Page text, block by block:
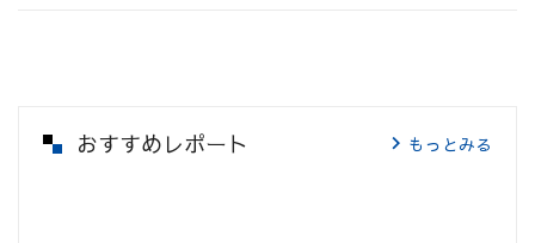
おすすめレポート もっとみる